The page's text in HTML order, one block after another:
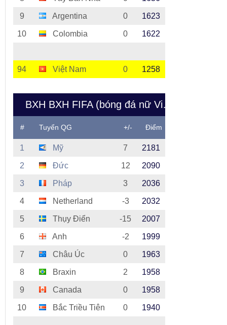
9 Argentina 0 1623
10 Colombia 0 1622
94 Việt Nam 0 1258
BXH BXH FIFA (bóng đá nữ Việt Nam)
# Tuyển QG +/- Điểm
1 Mỹ 7 2181
2 Đức 12 2090
3 Pháp 3 2036
4 Netherland -3 2032
5 Thụy Điển -15 2007
6 Anh -2 1999
7 Châu Úc 0 1963
8 Braxin 2 1958
9 Canada 0 1958
10 Bắc Triều Tiên 0 1940